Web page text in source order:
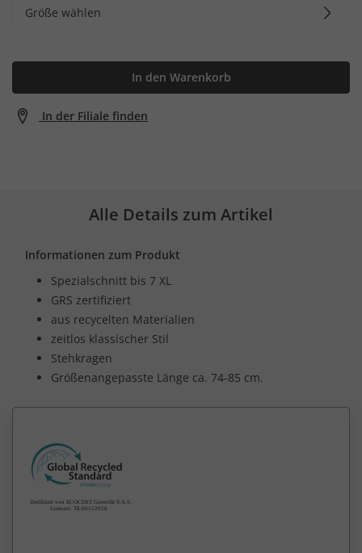
Größe wählen
In den Warenkorb
In der Filiale finden
Alle Details zum Artikel
Informationen zum Produkt
Spezialschnitt bis 7 XL
GRS zertifiziert
aus recycelten Materialien
zeitlos klassischer Stil
Stehkragen
Größenangepasste Länge ca. 74-85 cm.